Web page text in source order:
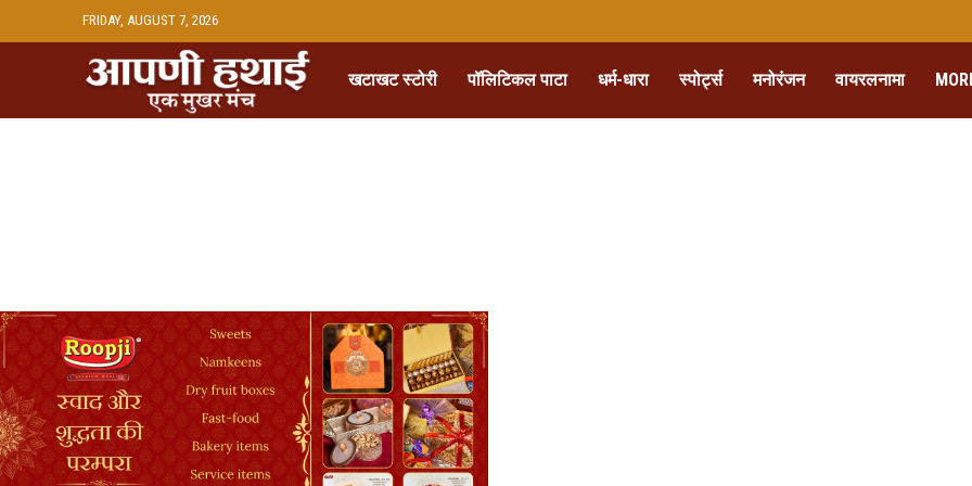
FRIDAY, AUGUST 7, 2026
खटाखट स्टोरी पॉलिटिकल पाटा धर्म-धारा स्पोर्ट्स मनोरंजन वायरलनामा